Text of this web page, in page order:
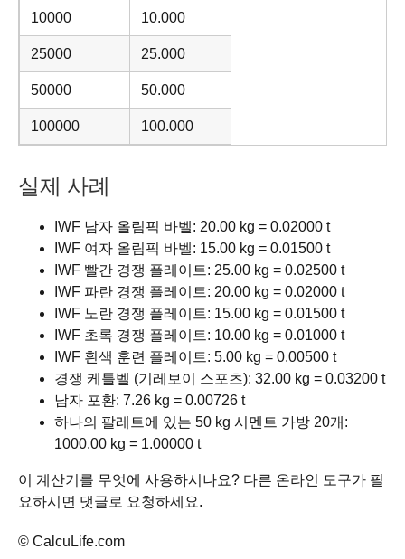
10000 10.000
25000 25.000
50000 50.000
100000 100.000
실제 사례
IWF 남자 올림픽 바벨: 20.00 kg = 0.02000 t
IWF 여자 올림픽 바벨: 15.00 kg = 0.01500 t
IWF 빨간 경쟁 플레이트: 25.00 kg = 0.02500 t
IWF 파란 경쟁 플레이트: 20.00 kg = 0.02000 t
IWF 노란 경쟁 플레이트: 15.00 kg = 0.01500 t
IWF 초록 경쟁 플레이트: 10.00 kg = 0.01000 t
IWF 흰색 훈련 플레이트: 5.00 kg = 0.00500 t
경쟁 케틀벨 (기레보이 스포츠): 32.00 kg = 0.03200 t
남자 포환: 7.26 kg = 0.00726 t
하나의 팔레트에 있는 50 kg 시멘트 가방 20개:
1000.00 kg = 1.00000 t
이 계산기를 무엇에 사용하시나요? 다른 온라인 도구가 필
요하시면 댓글로 요청하세요.
© CalcuLife.com